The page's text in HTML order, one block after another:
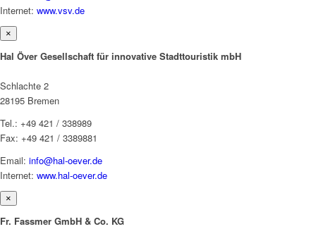
Internet: www.vsv.de
×
Hal Över Gesellschaft für innovative Stadttouristik mbH
Schlachte 2
28195 Bremen
Tel.: +49 421 / 338989
Fax: +49 421 / 3389881
Email: info@hal-oever.de
Internet: www.hal-oever.de
×
Fr. Fassmer GmbH & Co. KG